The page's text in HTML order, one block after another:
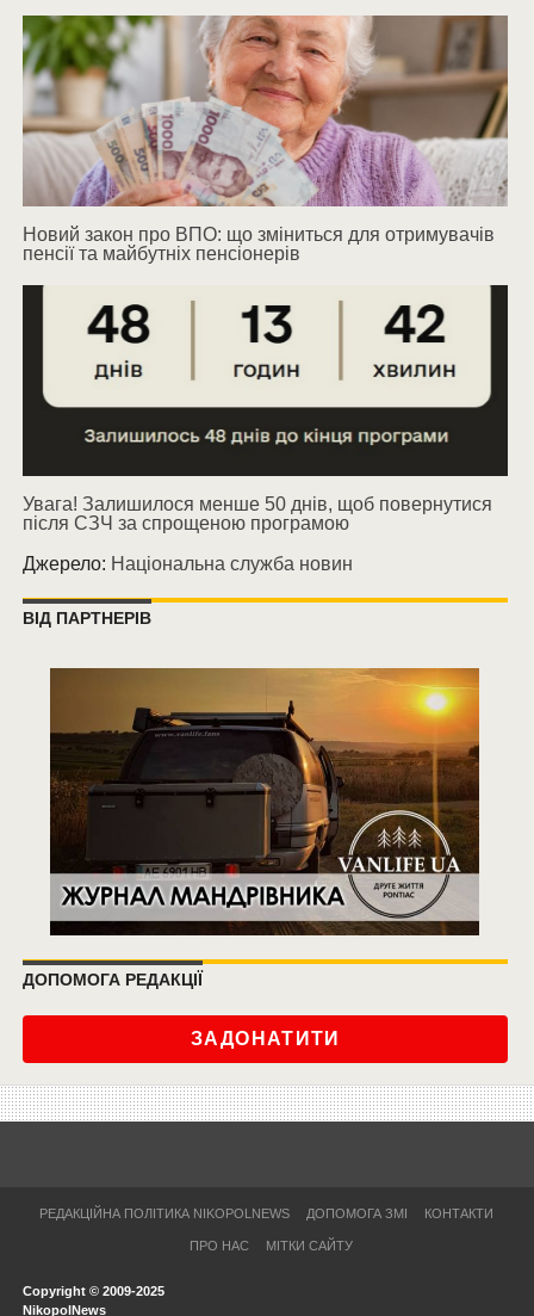
Новий закон про ВПО: що зміниться для отримувачів
пенсії та майбутніх пенсіонерів
Увага! Залишилося менше 50 днів, щоб повернутися
після СЗЧ за спрощеною програмою
Джерело: Національна служба новин
ВІД ПАРТНЕРІВ
ДОПОМОГА РЕДАКЦІЇ
ЗАДОНАТИТИ
РЕДАКЦІЙНА ПОЛІТИКА NIKOPOLNEWS ДОПОМОГА ЗМІ КОНТАКТИ
ПРО НАС МІТКИ САЙТУ
Copyright © 2009-2025
NikopolNews